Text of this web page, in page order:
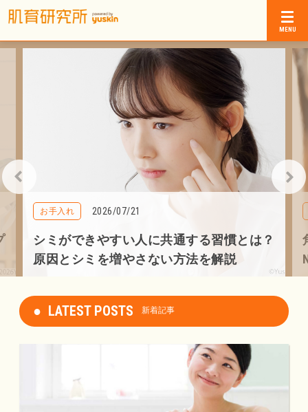
お手入れ 2026/07/21
シミができやすい人に共通する習慣とは？
原因とシミを増やさない方法を解説
LATEST POSTS 新着記事